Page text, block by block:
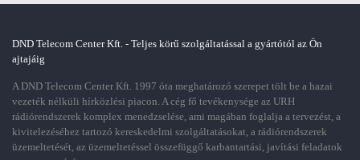
DND Telecom Center Kft. - Teljes körű szolgáltatással a gyártótól az Ön
ajtajáig
A DND Telecom Center Kft. 1997 óta meghatározó szerepet tölt be a hazai
vezeték nélküli hírközlési piacon. A cég fő tevékenysége az URH
rádiórendszerek komplex menedzselése, ami magában foglalja a tervezést, a
kivitelezéséhez tartozó kereskedelmi szolgáltatásokat, a rádiórendszerek
üzemeltetését, az üzemeltetéssel összefüggő karbantartási, javítási feladatok